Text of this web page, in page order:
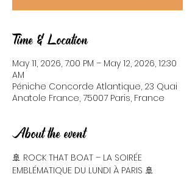
Time & Location
May 11, 2026, 7:00 PM – May 12, 2026, 12:30
AM
Péniche Concorde Atlantique, 23 Quai
Anatole France, 75007 Paris, France
About the event
🚢 ROCK THAT BOAT – LA SOIRÉE
EMBLÉMATIQUE DU LUNDI À PARIS 🚢